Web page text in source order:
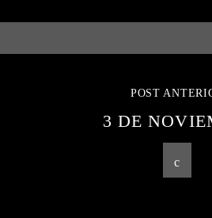
POST
3 DE